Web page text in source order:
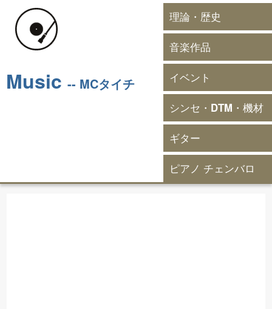
Music -- MCタイチ
理論・歴史
音楽作品
イベント
シンセ・DTM・機材
ギター
ピアノ チェンバロ